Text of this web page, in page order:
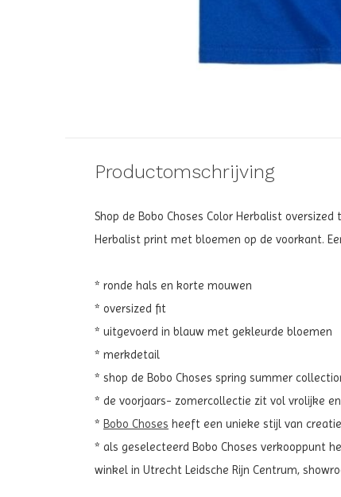
Productomschrijving
Shop de Bobo Choses Color Herbalist
Herbalist print met bloemen op de voorkant.
* ronde hals en korte mouwen
* oversized fit
* uitgevoerd in blauw met gekleurde bloemen
* merkdetail
* shop de Bobo Choses spring summer
* de voorjaars- zomercollectie zit vol vrolijke
* Bobo Choses heeft een unieke stijl van
* als geselecteerd Bobo Choses verkooppunt
winkel in Utrecht Leidsche Rijn Centrum,